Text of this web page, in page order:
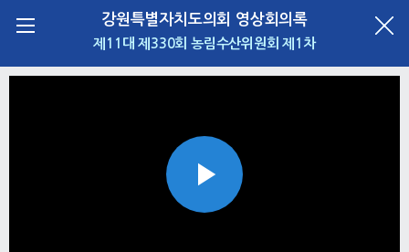
강원특별자치도의회 영상회의록
제11대 제330회 농림수산위원회 제1차
Play